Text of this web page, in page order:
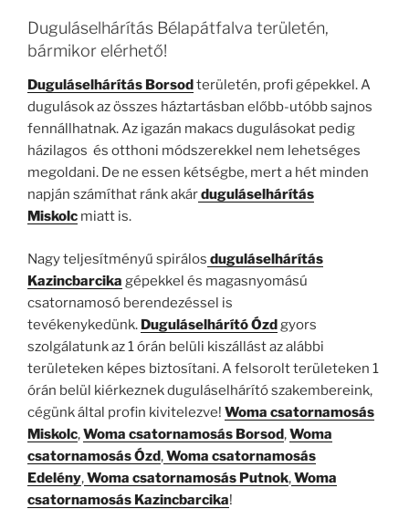
Duguláselhárítás Bélapátfalva területén,
bármikor elérhető!
Duguláselhárítás Borsodterületén, profi gépekkel. A
dugulások az összes háztartásban előbb-utóbb sajnos
fennállhatnak. Az igazán makacs dugulásokat pedig
házilagos és otthoni módszerekkel nem lehetséges
megoldani. De ne essen kétségbe, mert a hét minden
napján számíthat ránk akárduguláselhárítás
Miskolc miatt is.
Nagy teljesítményű spirálos duguláselhárítás
Kazincbarcika gépekkel és magasnyomású
csatornamosó berendezéssel is
tevékenykedünk. Duguláselhárító Ózd gyors
szolgálatunk az 1 órán belüli kiszállást az alábbi
területeken képes biztosítani. A felsorolt területeken 1
órán belül kiérkeznek duguláselhárító szakembereink,
cégünk által profin kivitelezve! Woma csatornamosás
Miskolc,Woma csatornamosás Borsod,Woma
csatornamosásÓzd,Woma csatornamosás
Edelény,Woma csatornamosás Putnok,Woma
csatornamosás Kazincbarcika!